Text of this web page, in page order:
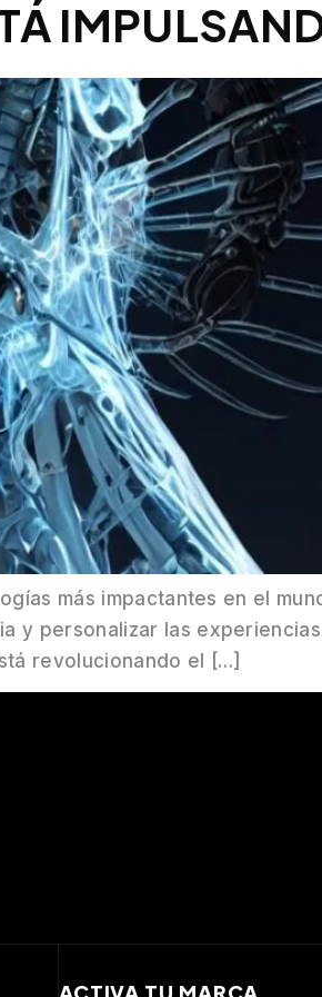
más impactantes en el
y personalizar las
revolucionando el […]